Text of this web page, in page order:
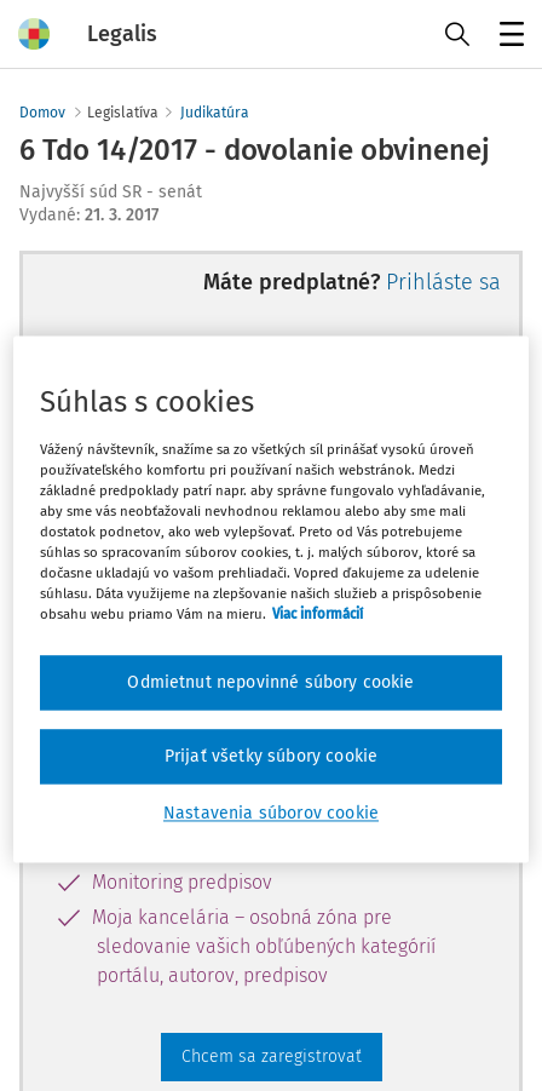
Legalis
Domov Legislatíva Judikatúra
6 Tdo 14/2017 - dovolanie obvinenej
Najvyšší súd SR - senát
Vydané: 21. 3. 2017
Máte predplatné? Prihláste sa
Ups, zatiaľ ste si prečítali len
začiatok...
Celý odborný obsah z tejto oblasti je
dostupný predplatiteľom portálu.
obsahu a získajte prístup na 10 dní
zdarma, stačí sa len zaregistrovať.
Vďaka registrácii získate prístup aj k
vybranému obsahu:
Monitoring predpisov
Moja kancelária – osobná zóna pre
sledovanie vašich obľúbených kategórií
portálu, autorov, predpisov
Chcem sa zaregistrovať
Súhlas s cookies
Vážený návštevník, snažíme sa zo všetkých síl prinášať vysokú úroveň
používateľského komfortu pri používaní našich webstránok. Medzi
základné predpoklady patrí napr. aby správne fungovalo vyhľadávanie,
aby sme vás neobťažovali nevhodnou reklamou alebo aby sme mali
dostatok podnetov, ako web vylepšovať. Preto od Vás potrebujeme
súhlas so spracovaním súborov cookies, t. j. malých súborov, ktoré sa
dočasne ukladajú vo vašom prehliadači. Vopred ďakujeme za udelenie
súhlasu. Dáta využijeme na zlepšovanie našich služieb a prispôsobenie
obsahu webu priamo Vám na mieru. Viac informácií
Nastavenia súborov cookie
Odmietnut nepovinné súbory cookie
Prijať všetky súbory cookie